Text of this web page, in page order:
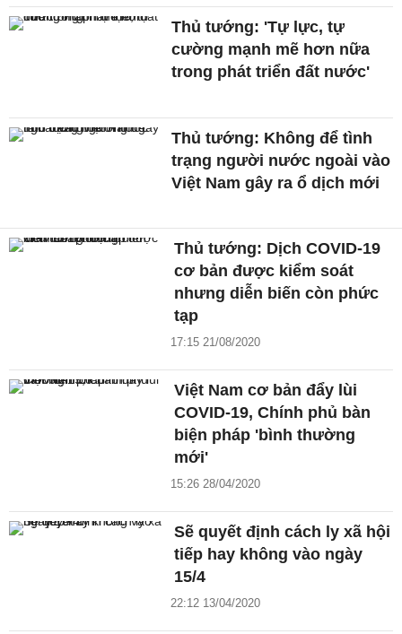
Thủ tướng: 'Tự lực, tự
cường mạnh mẽ hơn nữa
trong phát triển đất nước'
Thủ tướng: Không để tình
trạng người nước ngoài vào
Việt Nam gây ra ổ dịch mới
Thủ tướng: Dịch COVID-19
cơ bản được kiểm soát
nhưng diễn biến còn phức
tạp
17:15 21/08/2020
Việt Nam cơ bản đẩy lùi
COVID-19, Chính phủ bàn
biện pháp 'bình thường
mới'
15:26 28/04/2020
Sẽ quyết định cách ly xã hội
tiếp hay không vào ngày
15/4
22:12 13/04/2020